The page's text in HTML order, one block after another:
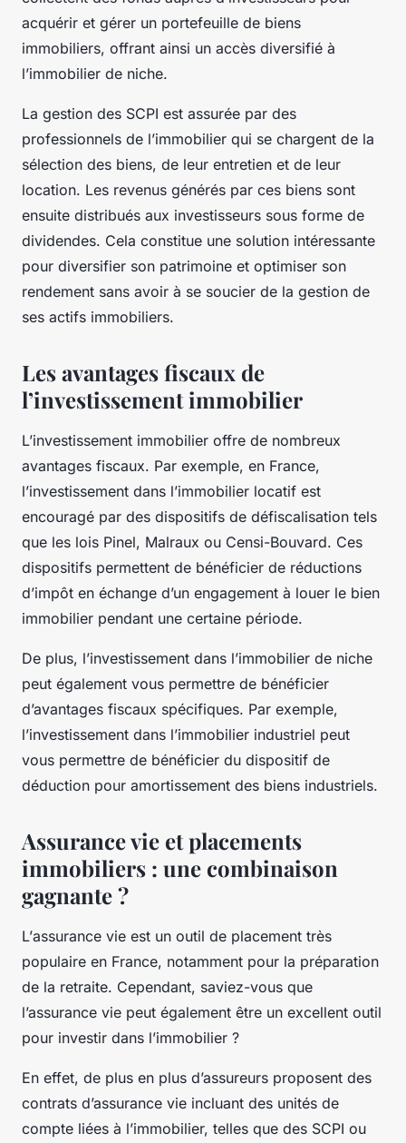
acquérir et gérer un portefeuille de biens
immobiliers, offrant ainsi un accès diversifié à
l’immobilier de niche.
La gestion des SCPI est assurée par des
professionnels de l’immobilier qui se chargent de la
sélection des biens, de leur entretien et de leur
location. Les revenus générés par ces biens sont
ensuite distribués aux investisseurs sous forme de
dividendes. Cela constitue une solution intéressante
pour diversifier son patrimoine et optimiser son
rendement sans avoir à se soucier de la gestion de
ses actifs immobiliers.
Les avantages fiscaux de
l’investissement immobilier
L’investissement immobilier offre de nombreux
avantages fiscaux. Par exemple, en France,
l’investissement dans l’immobilier locatif est
encouragé par des dispositifs de défiscalisation tels
que les lois Pinel, Malraux ou Censi-Bouvard. Ces
dispositifs permettent de bénéficier de réductions
d’impôt en échange d’un engagement à louer le bien
immobilier pendant une certaine période.
De plus, l’investissement dans l’immobilier de niche
peut également vous permettre de bénéficier
d’avantages fiscaux spécifiques. Par exemple,
l’investissement dans l’immobilier industriel peut
vous permettre de bénéficier du dispositif de
déduction pour amortissement des biens industriels.
Assurance vie et placements
immobiliers : une combinaison
gagnante ?
L’assurance vie est un outil de placement très
populaire en France, notamment pour la préparation
de la retraite. Cependant, saviez-vous que
l’assurance vie peut également être un excellent outil
pour investir dans l’immobilier ?
En effet, de plus en plus d’assureurs proposent des
contrats d’assurance vie incluant des unités de
compte liées à l’immobilier, telles que des SCPI ou